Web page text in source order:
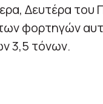
Δευτέρα του
φορτηγών
3,5 τόνων.